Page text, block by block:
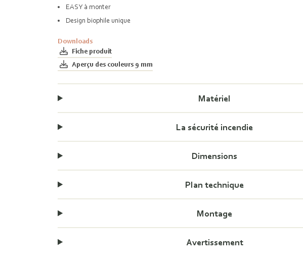
EASY à monter
Design bio­phile unique
Downloads
Fiche produit
Aperçu des couleurs 9 mm
Matériel
La sécurité incendie
Dimensions
Plan technique
Montage
Avertissement